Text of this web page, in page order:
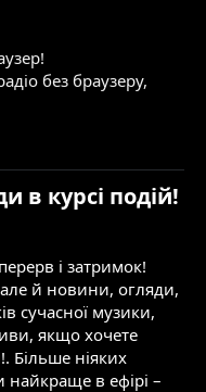
без браузеру,
в курсі подій!
і затримок!
й новини, огляди,
сучасної музики,
якщо хочете
Більше ніяких
найкраще в ефірі –